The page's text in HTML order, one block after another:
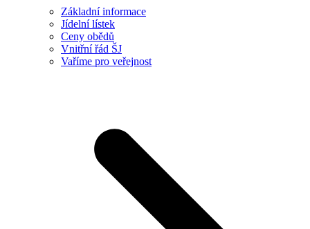
Základní informace
Jídelní lístek
Ceny obědů
Vnitřní řád ŠJ
Vaříme pro veřejnost